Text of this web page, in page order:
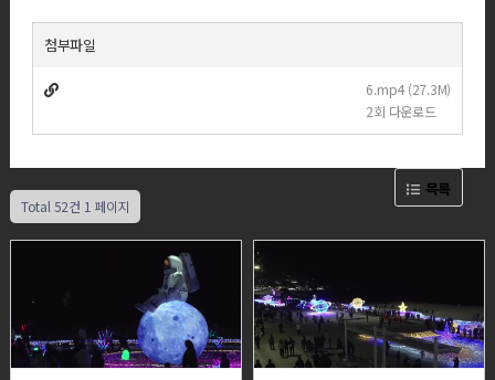
첨부파일
6.mp4 (27.3M)
2회 다운로드
목록
Total 52건 1 페이지